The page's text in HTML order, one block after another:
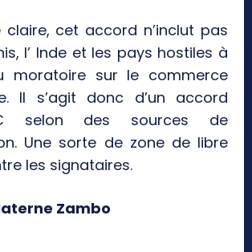
claire, cet accord n’inclut pas
l’ Inde et les pays hostiles à
moratoire sur le commerce
Il s’agit donc d’un accord
selon des sources de
Une sorte de zone de libre
les signataires.
Zambo